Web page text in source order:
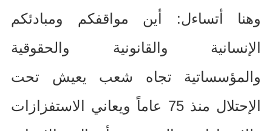
وهنا أتساءل: أين مواقفكم ومبادئكم
الإنسانية والقانونية والحقوقية
والمؤسساتية تجاه شعب يعيش تحت
الإحتلال منذ75 عاماً ويعاني الاستفزازات